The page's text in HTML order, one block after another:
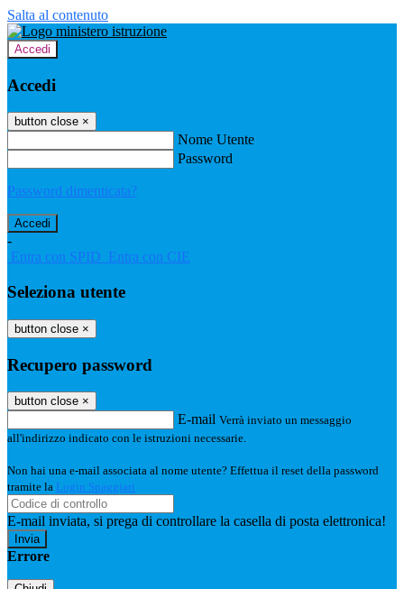
Salta al contenuto
Accedi
Accedi
button close ×
Nome Utente
Password
Password dimenticata?
-
Entra con SPID Entra con CIE
Seleziona utente
button close ×
Recupero password
button close ×
E-mail Verrà inviato un messaggio
all'indirizzo indicato con le istruzioni necessarie.
Non hai una e-mail associata al nome utente? Effettua il reset della password
tramite la Login Spaggiari
E-mail inviata, si prega di controllare la casella di posta elettronica!
Errore